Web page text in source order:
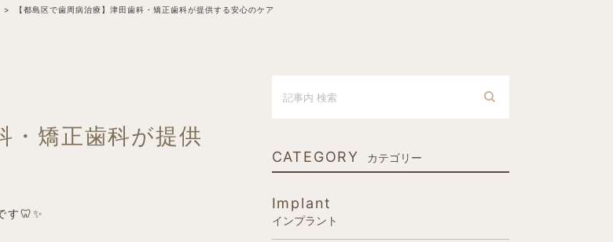
【都島区で歯周病治療】津田歯科・矯正歯科が提供する安心のケア
・矯正歯科が提供
す🦷✨
CATEGORY カテゴリー
Implant
インプラント